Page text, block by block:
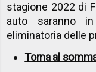
stagione 2022 di
auto saranno
eliminatoria delle
Torna al